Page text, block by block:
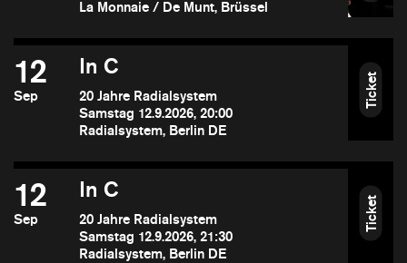
La Monnaie / De Munt, Brüssel
12
Sep
In C
20 Jahre Radialsystem
Samstag 12.9.2026, 20:00
Radialsystem, Berlin DE
Ticket
12
Sep
In C
20 Jahre Radialsystem
Samstag 12.9.2026, 21:30
Radialsystem, Berlin DE
Ticket